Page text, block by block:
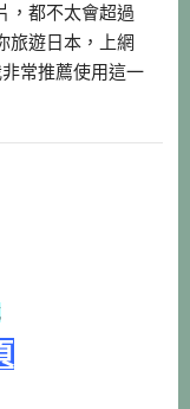
，都不太會超過
旅遊日本，上網
常推薦使用這一